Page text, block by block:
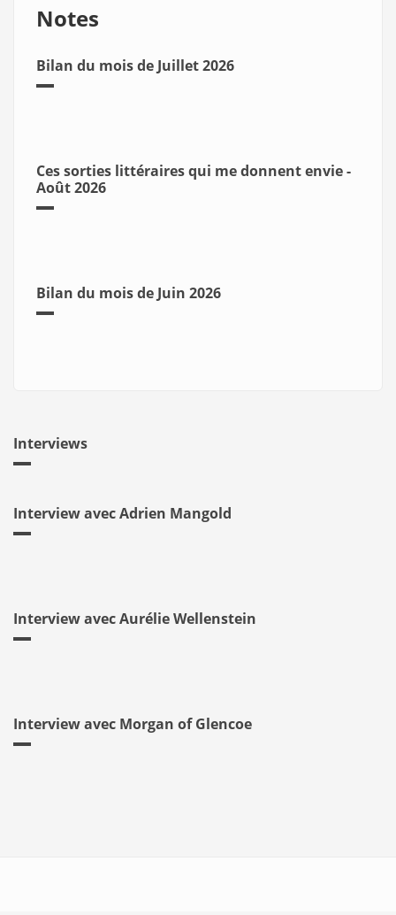
Notes
Bilan du mois de Juillet 2026
Ces sorties littéraires qui me donnent envie -
Août 2026
Bilan du mois de Juin 2026
Interviews
Interview avec Adrien Mangold
Interview avec Aurélie Wellenstein
Interview avec Morgan of Glencoe